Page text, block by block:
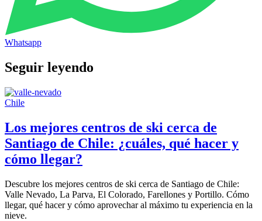
Whatsapp
Seguir leyendo
Chile
Los mejores centros de ski cerca de
Santiago de Chile: ¿cuáles, qué hacer y
cómo llegar?
Descubre los mejores centros de ski cerca de Santiago de Chile:
Valle Nevado, La Parva, El Colorado, Farellones y Portillo. Cómo
llegar, qué hacer y cómo aprovechar al máximo tu experiencia en la
nieve.